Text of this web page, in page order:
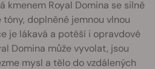
kmenem Royal Domina se silně
doplněné jemnou vlnou
je lákavá a potěší i opravdové
Domina může vyvolat, jsou
mysl a tělo do vzdálených